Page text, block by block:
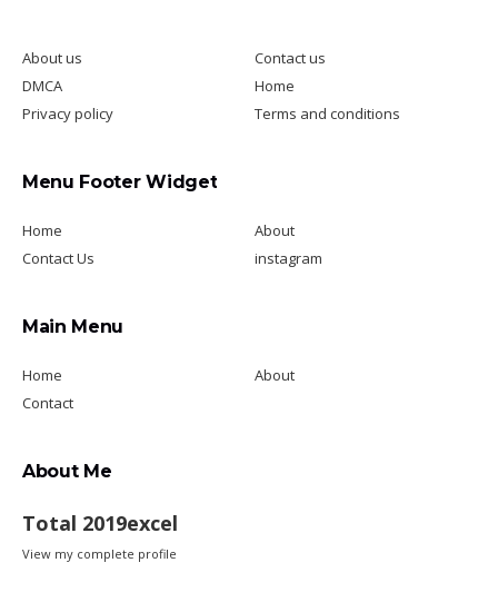
About us
Contact us
DMCA
Home
Privacy policy
Terms and conditions
Menu Footer Widget
Home
About
Contact Us
instagram
Main Menu
Home
About
Contact
About Me
Total 2019excel
View my complete profile